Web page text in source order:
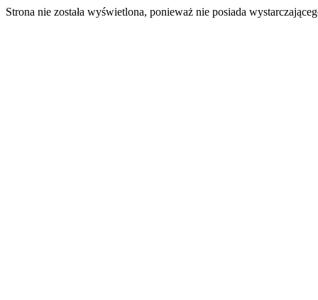
Strona nie została wyświetlona, ponieważ nie posiada